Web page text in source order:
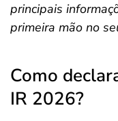
principais
primeira mão no
Como
IR 2026?